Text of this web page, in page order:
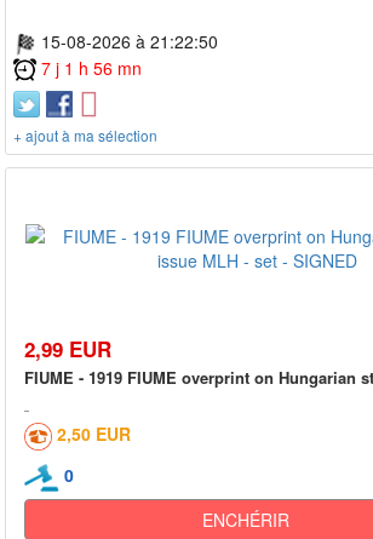
15-08-2026 à 21:22:50
7 j 1 h 56 mn
+ ajout à ma sélection
2,99 EUR
FIUME - 1919 FIUME overprint on Hungarian
2,50 EUR
0
ENCHÉRIR